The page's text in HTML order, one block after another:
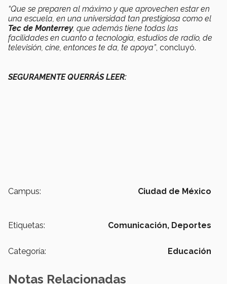
“Que se preparen al máximo y que aprovechen estar en
una escuela, en una universidad tan prestigiosa como el
Tec de Monterrey, que además tiene todas las
facilidades en cuanto a tecnología, estudios de radio, de
televisión, cine, entonces te da, te apoya”, concluyó.
SEGURAMENTE QUERRÁS LEER:
Campus: Ciudad de México
Etiquetas: Comunicación, Deportes
Categoría: Educación
Notas Relacionadas